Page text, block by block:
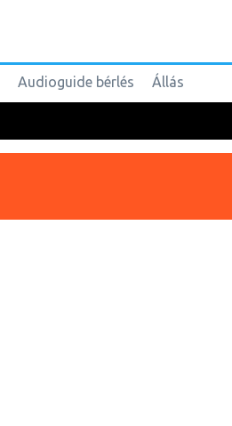
Audioguide bérlés Állás